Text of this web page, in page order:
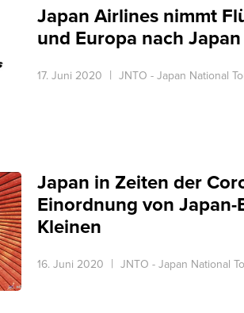
Japan Airlines nimmt
und Europa nach
17. Juni 2020 JNTO - Japan National
Japan in Zeiten der
Einordnung von Japan-
Kleinen
16. Juni 2020 JNTO - Japan National